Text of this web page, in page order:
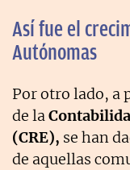
Así fue el
Autónomas
Por otro lado, a
de la
(CRE), se han
de aquellas